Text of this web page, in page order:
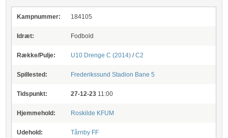
Kampnummer: 184105
Idræt: Fodbold
Række/Pulje: U10 Drenge C (2014)/C2
Spillested: Frederikssund Stadion Bane 5
Tidspunkt: 27-12-23 11:00
Hjemmehold: Roskilde KFUM
Udehold: Tårnby FF